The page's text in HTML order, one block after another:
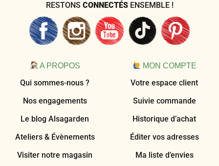
RESTONS CONNECTÉS ENSEMBLE !
A PROPOS
Qui sommes-nous ?
Nos engagements
Le blog Alsagarden
Ateliers & Évènements
Visiter notre magasin
MON COMPTE
Votre espace client
Suivie commande
Historique d’achat
Éditer vos adresses
Ma liste d’envies